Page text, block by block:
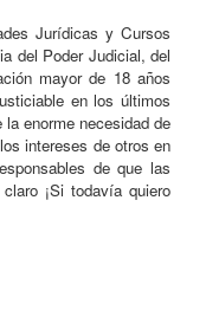
Jurídicas y Cursos
del Poder Judicial, del
mayor de 18 años
en los últimos
enorme necesidad de
intereses de otros en
de que las
¡Si todavía quiero